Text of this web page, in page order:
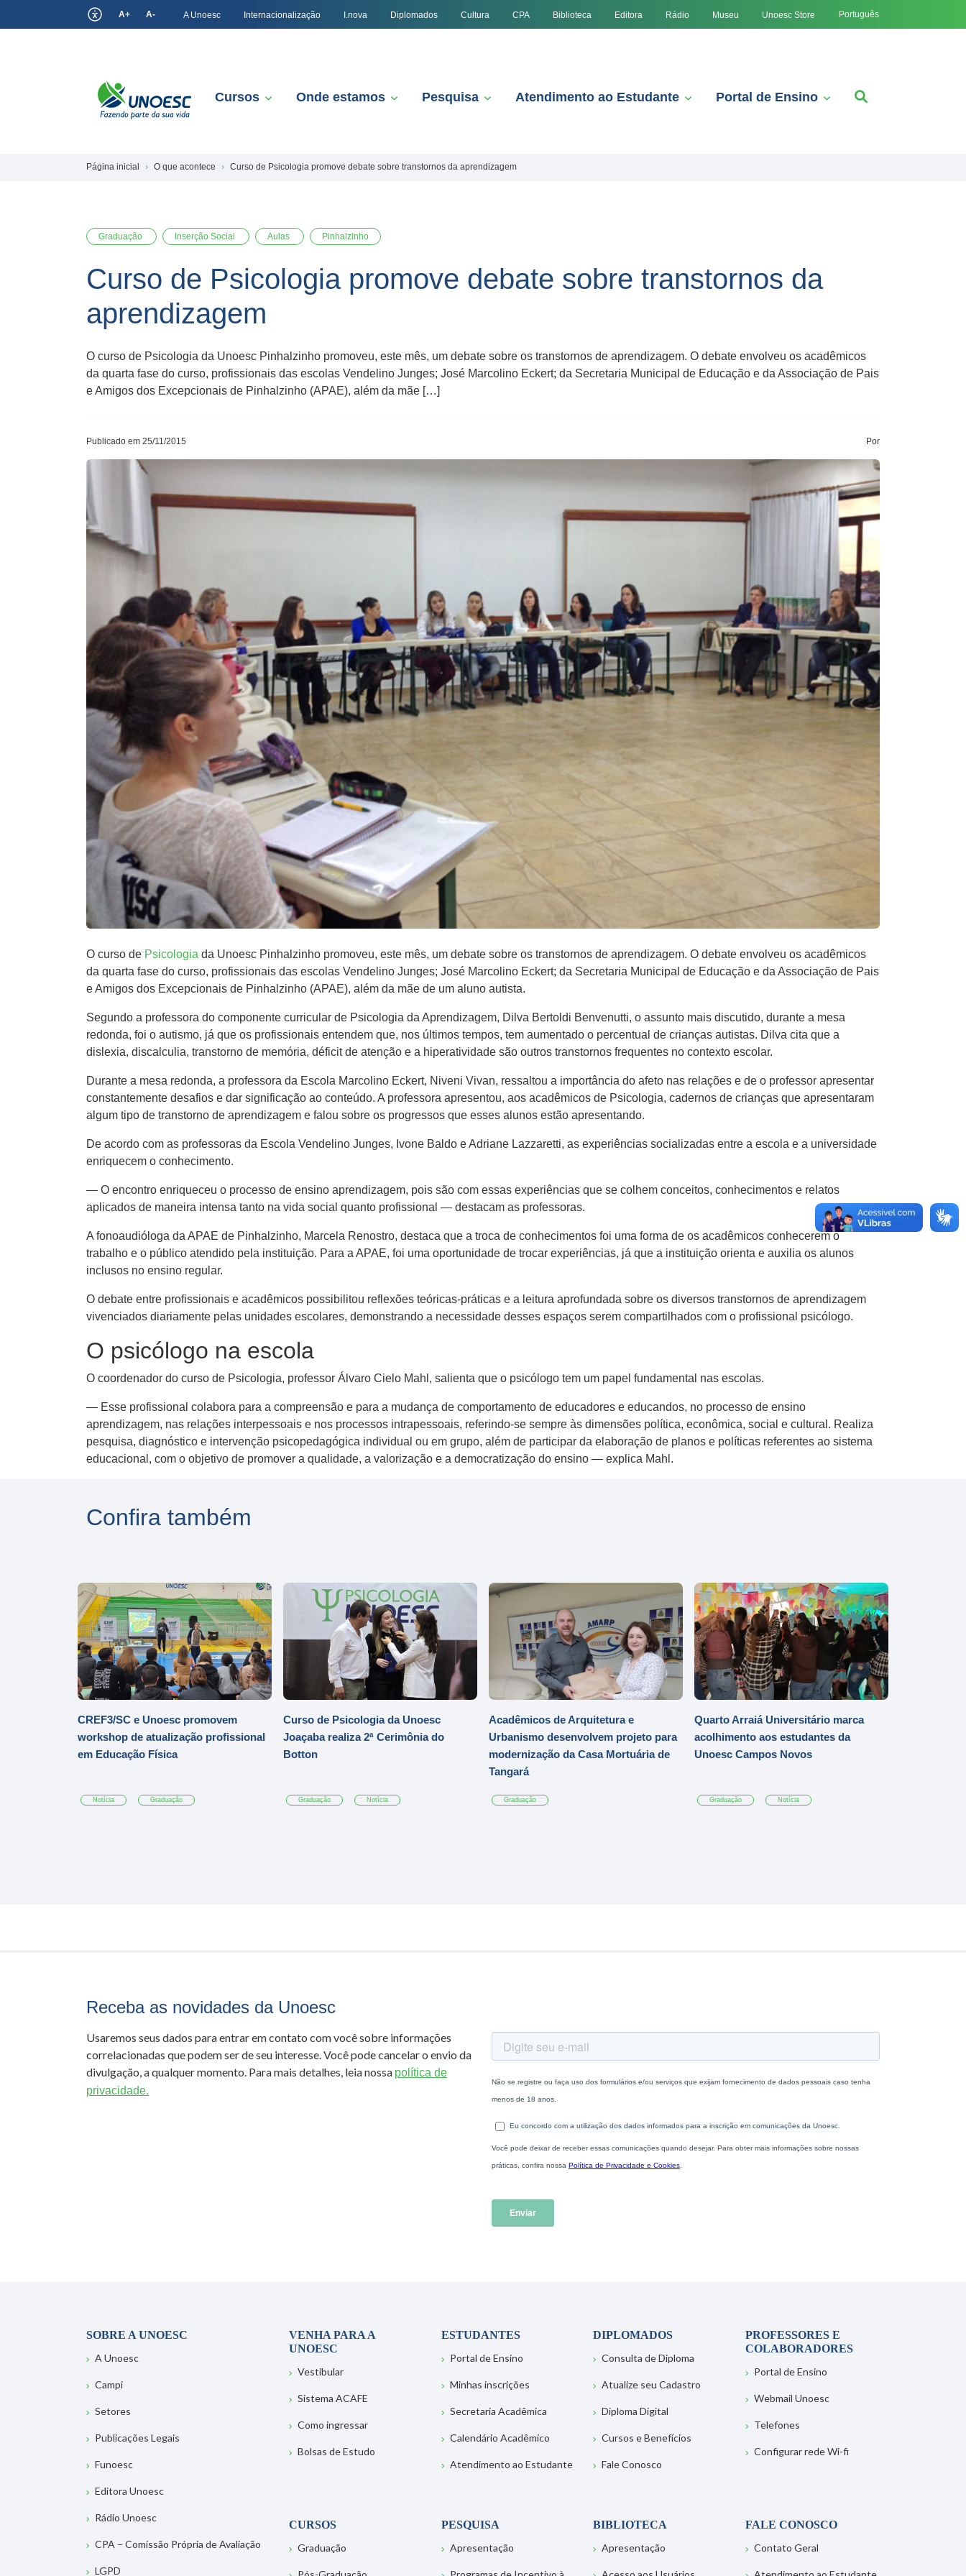
A+ A- A Unoesc Internacionalização I.nova Diplomados Cultura CPA Biblioteca Editora Rádio Museu Unoesc Store Português
Cursos Onde estamos Pesquisa Atendimento ao Estudante Portal de Ensino
Página inicial O que acontece Curso de Psicologia promove debate sobre transtornos da aprendizagem
Graduação Inserção Social Aulas Pinhalzinho
Curso de Psicologia promove debate sobre transtornos da
aprendizagem
O curso de Psicologia da Unoesc Pinhalzinho promoveu, este mês, um debate sobre os transtornos de aprendizagem. O debate envolveu os acadêmicos
da quarta fase do curso, profissionais das escolas Vendelino Junges; José Marcolino Eckert; da Secretaria Municipal de Educação e da Associação de Pais
e Amigos dos Excepcionais de Pinhalzinho (APAE), além da mãe […]
Publicado em 25/11/2015 Por
O curso de Psicologia da Unoesc Pinhalzinho promoveu, este mês, um debate sobre os transtornos de aprendizagem. O debate envolveu os acadêmicos
da quarta fase do curso, profissionais das escolas Vendelino Junges; José Marcolino Eckert; da Secretaria Municipal de Educação e da Associação de Pais
e Amigos dos Excepcionais de Pinhalzinho (APAE), além da mãe de um aluno autista.
Segundo a professora do componente curricular de Psicologia da Aprendizagem, Dilva Bertoldi Benvenutti, o assunto mais discutido, durante a mesa
redonda, foi o autismo, já que os profissionais entendem que, nos últimos tempos, tem aumentado o percentual de crianças autistas. Dilva cita que a
dislexia, discalculia, transtorno de memória, déficit de atenção e a hiperatividade são outros transtornos frequentes no contexto escolar.
Durante a mesa redonda, a professora da Escola Marcolino Eckert, Niveni Vivan, ressaltou a importância do afeto nas relações e de o professor apresentar
constantemente desafios e dar significação ao conteúdo. A professora apresentou, aos acadêmicos de Psicologia, cadernos de crianças que apresentaram
algum tipo de transtorno de aprendizagem e falou sobre os progressos que esses alunos estão apresentando.
De acordo com as professoras da Escola Vendelino Junges, Ivone Baldo e Adriane Lazzaretti, as experiências socializadas entre a escola e a universidade
enriquecem o conhecimento.
— O encontro enriqueceu o processo de ensino aprendizagem, pois são com essas experiências que se colhem conceitos, conhecimentos e relatos
aplicados de maneira intensa tanto na vida social quanto profissional — destacam as professoras.
A fonoaudióloga da APAE de Pinhalzinho, Marcela Renostro, destaca que a troca de conhecimentos foi uma forma de os acadêmicos conhecerem o
trabalho e o público atendido pela instituição. Para a APAE, foi uma oportunidade de trocar experiências, já que a instituição orienta e auxilia os alunos
inclusos no ensino regular.
O debate entre profissionais e acadêmicos possibilitou reflexões teóricas-práticas e a leitura aprofundada sobre os diversos transtornos de aprendizagem
vivenciados diariamente pelas unidades escolares, demonstrando a necessidade desses espaços serem compartilhados com o profissional psicólogo.
O psicólogo na escola
O coordenador do curso de Psicologia, professor Álvaro Cielo Mahl, salienta que o psicólogo tem um papel fundamental nas escolas.
— Esse profissional colabora para a compreensão e para a mudança de comportamento de educadores e educandos, no processo de ensino
aprendizagem, nas relações interpessoais e nos processos intrapessoais, referindo-se sempre às dimensões política, econômica, social e cultural. Realiza
pesquisa, diagnóstico e intervenção psicopedagógica individual ou em grupo, além de participar da elaboração de planos e políticas referentes ao sistema
educacional, com o objetivo de promover a qualidade, a valorização e a democratização do ensino — explica Mahl.
Confira também
CREF3/SC e Unoesc promovem
workshop de atualização profissional
em Educação Física
Notícia Graduação
Curso de Psicologia da Unoesc
Joaçaba realiza 2ª Cerimônia do
Botton
Graduação Notícia
Acadêmicos de Arquitetura e
Urbanismo desenvolvem projeto para
modernização da Casa Mortuária de
Tangará
Graduação
Quarto Arraiá Universitário marca
acolhimento aos estudantes da
Unoesc Campos Novos
Graduação Notícia
Receba as novidades da Unoesc
Usaremos seus dados para entrar em contato com você sobre informações
correlacionadas que podem ser de seu interesse. Você pode cancelar o envio da
divulgação, a qualquer momento. Para mais detalhes, leia nossa política de
privacidade.
SOBRE A UNOESC
A Unoesc
Campi
Setores
Publicações Legais
Funoesc
Editora Unoesc
Rádio Unoesc
CPA – Comissão Própria de Avaliação
LGPD
VENHA PARA A
UNOESC
Vestibular
Sistema ACAFE
Como ingressar
Bolsas de Estudo
ESTUDANTES
Portal de Ensino
Minhas inscrições
Secretaria Acadêmica
Calendário Acadêmico
Atendimento ao Estudante
DIPLOMADOS
Consulta de Diploma
Atualize seu Cadastro
Diploma Digital
Cursos e Benefícios
Fale Conosco
PROFESSORES E
COLABORADORES
Portal de Ensino
Webmail Unoesc
Telefones
Configurar rede Wi-fi
CURSOS
Graduação
PESQUISA
Apresentação
BIBLIOTECA
Apresentação
FALE CONOSCO
Contato Geral